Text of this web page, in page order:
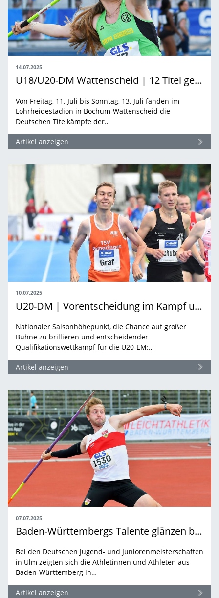
14.07.2025
U18/U20-DM Wattenscheid | 12 Titel gehen nach Baden-Württemberg
Von Freitag, 11. Juli bis Sonntag, 13. Juli fanden im
Lohrheidestadion in Bochum-Wattenscheid die
Deutschen Titelkämpfe der…
Artikel anzeigen
10.07.2025
U20-DM | Vorentscheidung im Kampf um die U20-EM-Tickets
Nationaler Saisonhöhepunkt, die Chance auf großer
Bühne zu brillieren und entscheidender
Qualifikationswettkampf für die U20-EM:…
Artikel anzeigen
07.07.2025
Baden-Württembergs Talente glänzen bei der U16/U23-DM in Ulm
Bei den Deutschen Jugend- und Juniorenmeisterschaften
in Ulm zeigten sich die Athletinnen und Athleten aus
Baden-Württemberg in…
Artikel anzeigen